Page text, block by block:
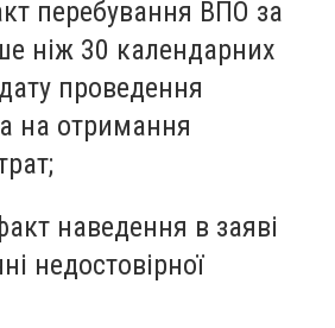
перебування ВПО за
ніж 30 календарних
проведення
на отримання
наведення в заяві
недостовірної